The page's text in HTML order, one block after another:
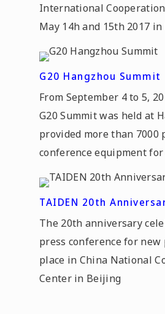
International
May 14h and 15th 2017
G20 Hangzhou Summit
From September 4 to 5,
G20 Summit was held at
provided more than 7000
conference equipment
TAIDEN 20th
The 20th anniversary
press conference for
place in China National
Center in Beijing